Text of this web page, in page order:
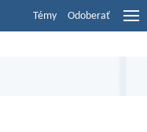
Témy Odoberať